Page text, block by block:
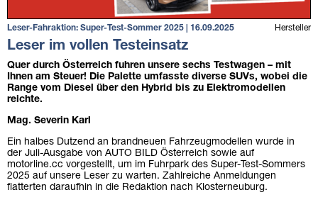
Hersteller
Leser-Fahraktion: Super-Test-Sommer 2025 | 16.09.2025
Leser im vollen Testeinsatz
Quer durch Österreich fuhren unsere sechs Testwagen – mit
Ihnen am Steuer! Die Palette umfasste diverse SUVs, wobei die
Range vom Diesel über den Hybrid bis zu Elektromodellen
reichte.
Mag. Severin Karl
Ein halbes Dutzend an brandneuen Fahrzeugmodellen wurde in
der Juli-Ausgabe von AUTO BILD Österreich sowie auf
motorline.cc vorgestellt, um im Fuhrpark des Super-Test-Sommers
2025 auf unsere Leser zu warten. Zahlreiche Anmeldungen
flatterten daraufhin in die Redaktion nach Klosterneuburg.